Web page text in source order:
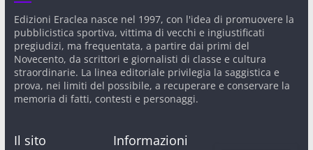
Edizioni Eraclea nasce nel 1997, con l'idea di promuovere la
pubblicistica sportiva, vittima di vecchi e ingiustificati
pregiudizi, ma frequentata, a partire dai primi del
Novecento, da scrittori e giornalisti di classe e cultura
straordinarie. La linea editoriale privilegia la saggistica e
prova, nei limiti del possibile, a recuperare e conservare la
memoria di fatti, contesti e personaggi.
Il sito Informazioni